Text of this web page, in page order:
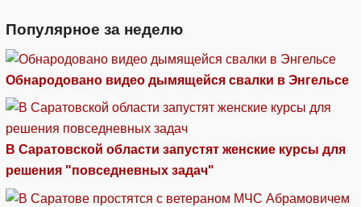
Популярное за неделю
Обнародовано видео дымящейся свалки в Энгельсе
В Саратовской области запустят женские курсы для
решения "повседневных задач"